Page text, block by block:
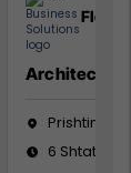
Flex
Architect
Prishtinë
6 Shtator